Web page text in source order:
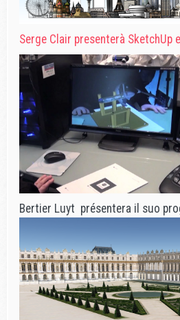
Serge Clair presenterà SketchUp
Bertier Luyt présentera il suo